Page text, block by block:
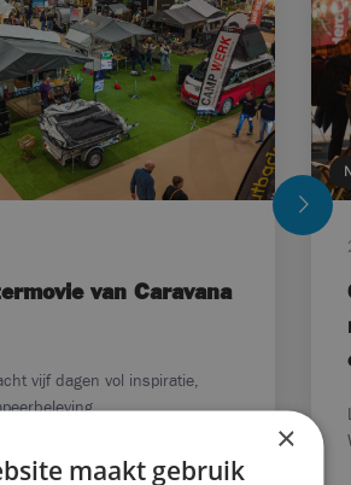
van Caravana
vijf dagen vol inspiratie,
×
maakt gebruik